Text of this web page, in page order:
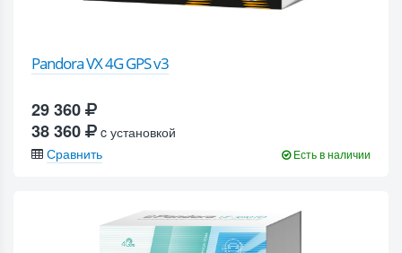
Pandora VX 4G GPS v3
29 360
38 360
c установкой
Сравнить
Есть в наличии